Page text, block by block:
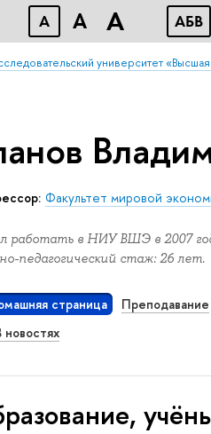
A A A АБB
университет
Факультет мировой
работать в НИУ ВШЭ в 2007
педагогический стаж: 26 лет.
страница Преподавание
новостях